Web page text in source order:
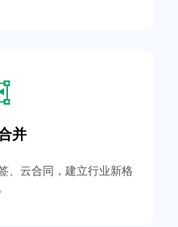
并
、云合同，建立行业新格